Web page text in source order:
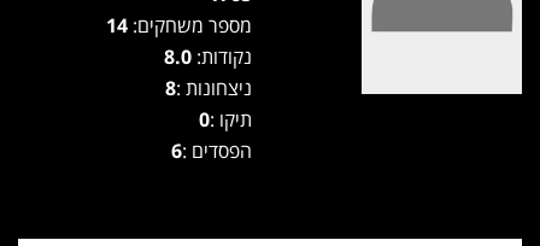
מספר משחקים:
נקודות: 8.0
ניצחונות :8
תיקו :0
הפסדים :6